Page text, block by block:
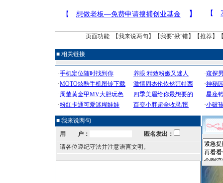
页面功能 【我来说两句 】【我要“揪”错】【推荐】
■ 相关链接
■ 我来说两句
用 户：
匿名发出：
请各位遵纪守法并注意语言文明。